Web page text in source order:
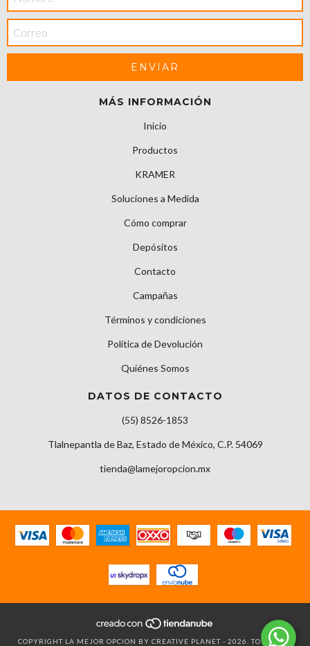
MÁS INFORMACIÓN
Inicio
Productos
KRAMER
Soluciones a Medida
Cómo comprar
Depósitos
Contacto
Campañas
Términos y condiciones
Política de Devolución
Quiénes Somos
DATOS DE CONTACTO
(55) 8526-1853
Tlalnepantla de Baz, Estado de México, C.P. 54069
tienda@lamejoropcion.mx
COPYRIGHT LA MEJOR OPCION BY CREATIVE PLANET - 2026. TODOS LOS